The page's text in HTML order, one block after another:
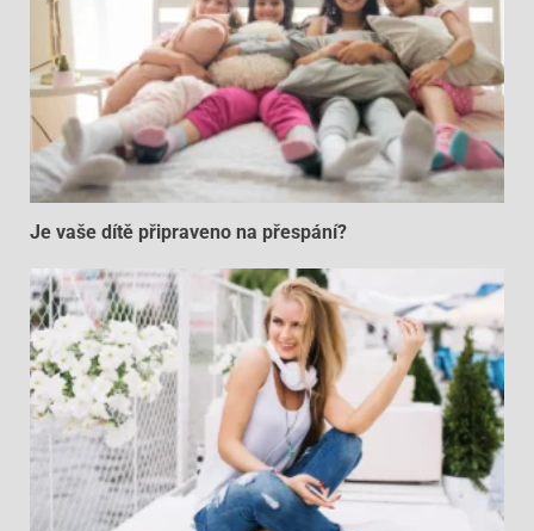
Je vaše dítě připraveno na přespání?